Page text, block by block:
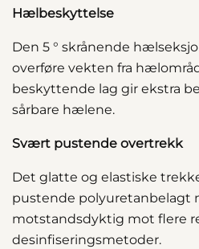
Hælbeskyttelse
Den 5 ° skrånende
overføre vekten fra
beskyttende lag gir ekstra
sårbare hælene.
Svært pustende overtrekk
Det glatte og elastiske
pustende polyuretanbelagt
motstandsdyktig mot flere
desinfiseringsmetoder.